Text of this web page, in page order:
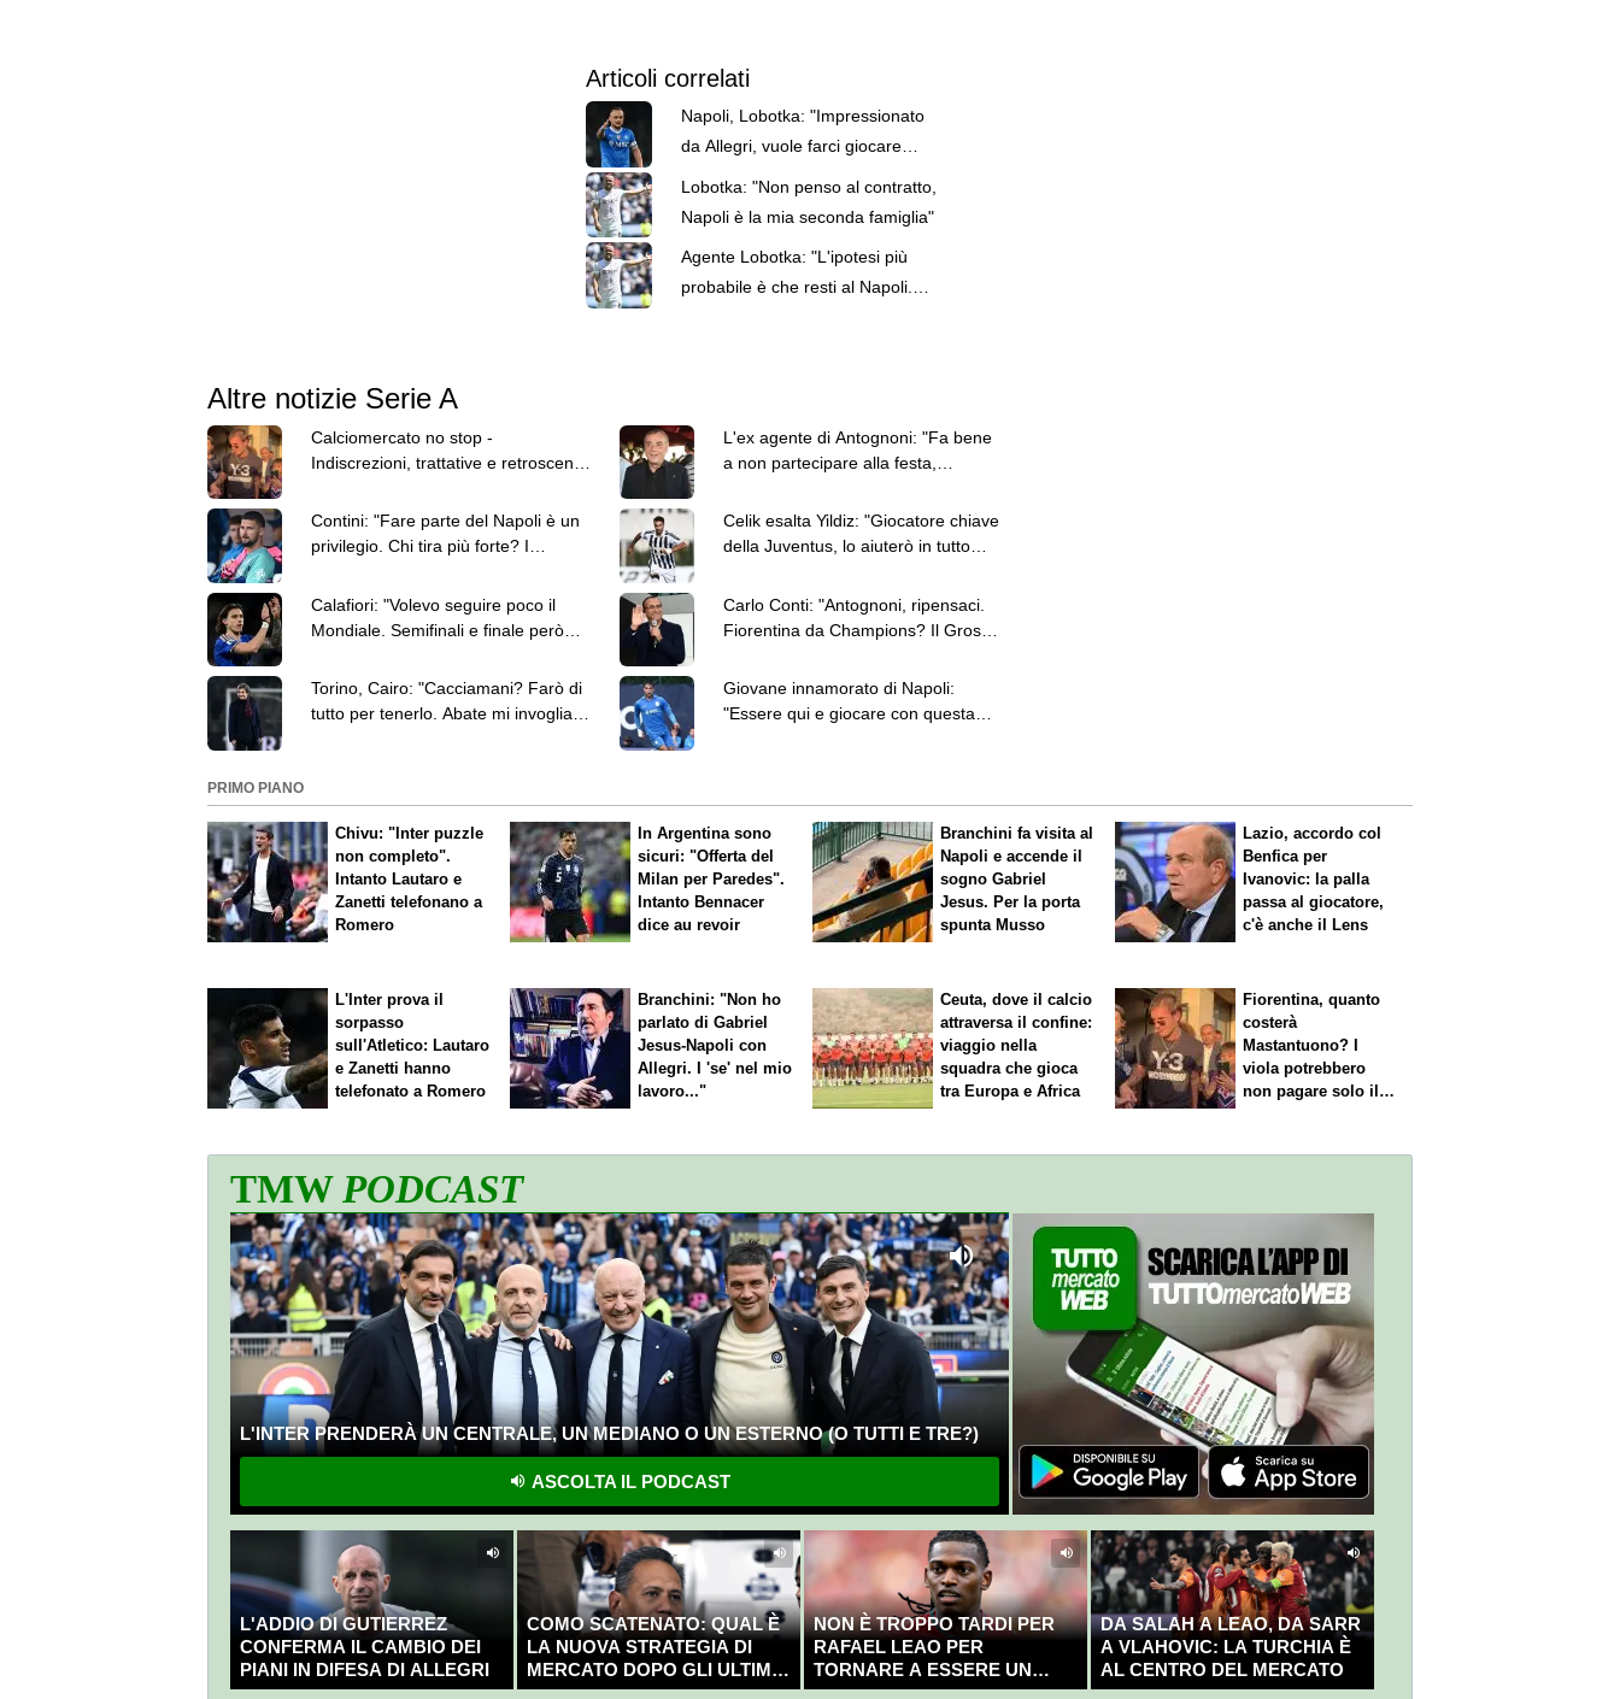
Articoli correlati
Napoli, Lobotka: "Impressionato
da Allegri, vuole farci giocare
Lobotka: "Non penso al contratto,
Napoli è la mia seconda famiglia"
Agente Lobotka: "L'ipotesi più
probabile è che resti al Napoli.
Altre notizie Serie A
Calciomercato no stop -
Indiscrezioni, trattative e retroscena
L'ex agente di Antognoni: "Fa bene
a non partecipare alla festa,
Contini: "Fare parte del Napoli è un
privilegio. Chi tira più forte? I
Celik esalta Yildiz: "Giocatore chiave
della Juventus, lo aiuterò in tutto
Calafiori: "Volevo seguire poco il
Mondiale. Semifinali e finale però
Carlo Conti: "Antognoni, ripensaci.
Fiorentina da Champions? Il Grosso
Torino, Cairo: "Cacciamani? Farò di
tutto per tenerlo. Abate mi invoglia a
Giovane innamorato di Napoli:
"Essere qui e giocare con questa
PRIMO PIANO
Chivu: "Inter puzzle
non completo".
Intanto Lautaro e
Zanetti telefonano a
Romero
In Argentina sono
sicuri: "Offerta del
Milan per Paredes".
Intanto Bennacer
diceau revoir
Branchini fa visita al
Napoli e accende il
sogno Gabriel
Jesus. Per la porta
spunta Musso
Lazio, accordo col
Benfica per
Ivanovic: la palla
passa al giocatore,
c'è anche il Lens
L'Inter prova il
sorpasso
sull'Atletico: Lautaro
e Zanetti hanno
telefonato a Romero
Branchini: "Non ho
parlato di Gabriel
Jesus-Napoli con
Allegri. I 'se' nel mio
lavoro..."
Ceuta, dove il calcio
attraversa il confine:
viaggio nella
squadra che gioca
tra Europa e Africa
Fiorentina, quanto
costerà
Mastantuono? I
viola potrebbero
non pagare solo il
TMWPODCAST
L'INTER PRENDERÀ UN CENTRALE, UN MEDIANO O UN ESTERNO (O TUTTI E TRE?)
ASCOLTA IL PODCAST
L'ADDIO DI GUTIERREZ
CONFERMA IL CAMBIO DEI
PIANI IN DIFESA DI ALLEGRI
COMO SCATENATO: QUAL È
LA NUOVA STRATEGIA DI
MERCATO DOPO GLI ULTIMI
COLPI?
NON È TROPPO TARDI PER
RAFAEL LEAO PER
TORNARE A ESSERE UN
CAMPIONE
DA SALAH A LEAO, DA SARR
A VLAHOVIC: LA TURCHIA È
AL CENTRO DEL MERCATO